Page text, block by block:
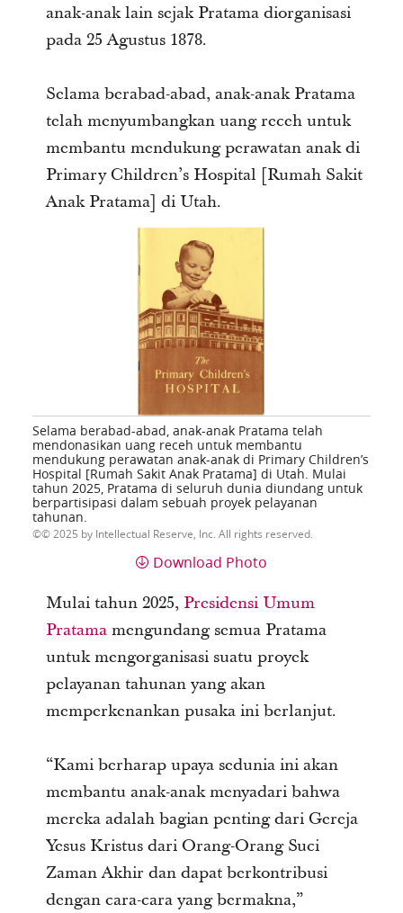
anak-anak lain sejak Pratama diorganisasi
pada 25 Agustus 1878.
Selama berabad-abad, anak-anak Pratama
telah menyumbangkan uang receh untuk
membantu mendukung perawatan anak di
Primary Children’s Hospital [Rumah Sakit
Anak Pratama] di Utah.
Selama berabad-abad, anak-anak Pratama telah
mendonasikan uang receh untuk membantu
mendukung perawatan anak-anak di Primary Children’s
Hospital [Rumah Sakit Anak Pratama] di Utah. Mulai
tahun 2025, Pratama di seluruh dunia diundang untuk
berpartisipasi dalam sebuah proyek pelayanan
tahunan.
© 2025 by Intellectual Reserve, Inc. All rights reserved.
Download Photo
Mulai tahun 2025, Presidensi Umum
Pratamamengundang semua Pratama
untuk mengorganisasi suatu proyek
pelayanan tahunan yang akan
memperkenankan pusaka ini berlanjut.
“Kami berharap upaya sedunia ini akan
membantu anak-anak menyadari bahwa
mereka adalah bagian penting dari Gereja
Yesus Kristus dari Orang-Orang Suci
Zaman Akhir dan dapat berkontribusi
dengan cara-cara yang bermakna,”